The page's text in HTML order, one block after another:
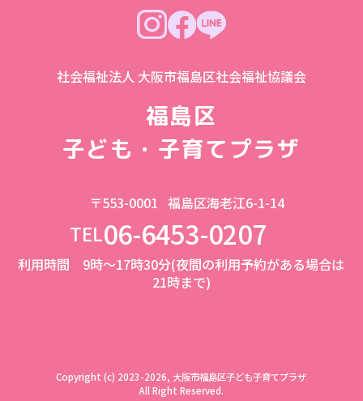
社会福祉法人 大阪市福島区社会福祉協議会
福島区
子ども・子育てプラザ
〒553-0001 福島区海老江6-1-14
TEL06-6453-0207
利用時間 9時～17時30分(夜間の利用予約がある場合は
21時まで)
Copyright (c) 2023-2026, 大阪市福島区子ども子育てプラザ
All Right Reserved.